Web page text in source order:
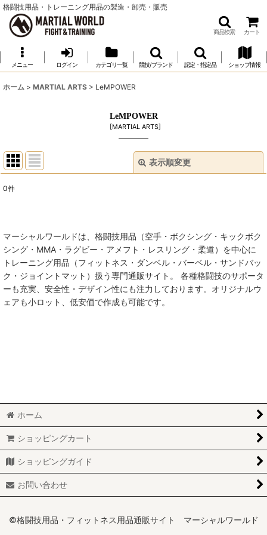
格闘技用品・トレーニング用品の製造・卸売・販売
商品検索 カート
メニュー ログイン カテゴリ一覧 競技/ブランド 認定・指定品 ショップ情報
ホーム > MARTIAL ARTS > LeMPOWER
LeMPOWER
[MARTIAL ARTS]
表示順変更
絞り込む
0件
マーシャルワールドは、格闘技用品（空手・ボクシング・キックボク
シング・MMA・ラグビー・アメフト・レスリング・柔道）を中心に
トレーニング用品（フィットネス・ダンベル・バーベル・サンドバッ
ク・ジョイントマット）扱う専門通販サイト。 各種格闘技のサポータ
ーも充実、安全性・デザイン性にも注力しております。オリジナルウ
ェアも小ロット、低安価で作成も可能です。
ホーム
ショッピングカート
ショッピングガイド
お問い合わせ
©格闘技用品・フィットネス用品通販サイト マーシャルワールド